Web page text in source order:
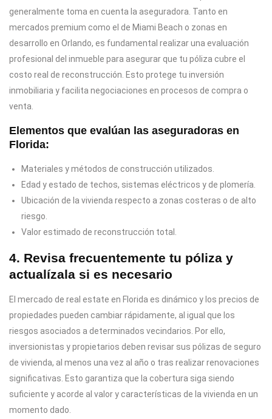
generalmente toma en cuenta la aseguradora. Tanto en
mercados premium como el de Miami Beach o zonas en
desarrollo en Orlando, es fundamental realizar una evaluación
profesional del inmueble para asegurar que tu póliza cubre el
costo real de reconstrucción. Esto protege tu inversión
inmobiliaria y facilita negociaciones en procesos de compra o
venta.
Elementos que evalúan las aseguradoras en
Florida:
Materiales y métodos de construcción utilizados.
Edad y estado de techos, sistemas eléctricos y de plomería.
Ubicación de la vivienda respecto a zonas costeras o de alto
riesgo.
Valor estimado de reconstrucción total.
4. Revisa frecuentemente tu póliza y
actualízala si es necesario
El mercado de real estate en Florida es dinámico y los precios de
propiedades pueden cambiar rápidamente, al igual que los
riesgos asociados a determinados vecindarios. Por ello,
inversionistas y propietarios deben revisar sus pólizas de seguro
de vivienda, al menos una vez al año o tras realizar renovaciones
significativas. Esto garantiza que la cobertura siga siendo
suficiente y acorde al valor y características de la vivienda en un
momento dado.